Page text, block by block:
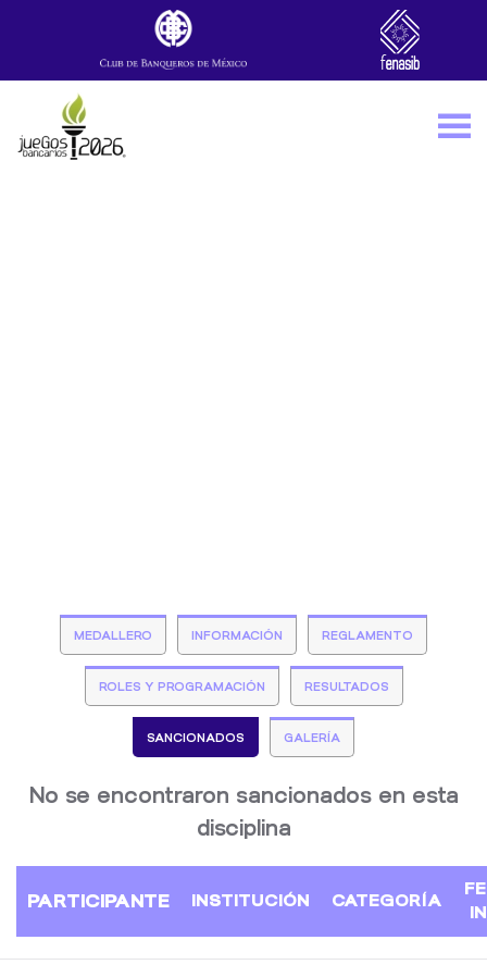
Skip to main content
MEDALLERO INFORMACIÓN REGLAMENTO
ROLES Y PROGRAMACIÓN RESULTADOS
SANCIONADOS GALERÍA
No se encontraron sancionados en esta
disciplina
PARTICIPANTE INSTITUCIÓN CATEGORÍA